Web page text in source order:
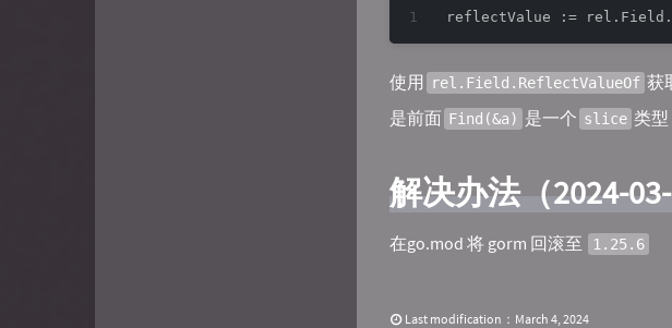
使用 rel.Field.ReflectValueOf 获
是前面 Find(&a) 是一个 slice 类
解决办法（2024-
在go.mod 将 gorm 回滚至 1.25.6
Last modification：March 4, 2024